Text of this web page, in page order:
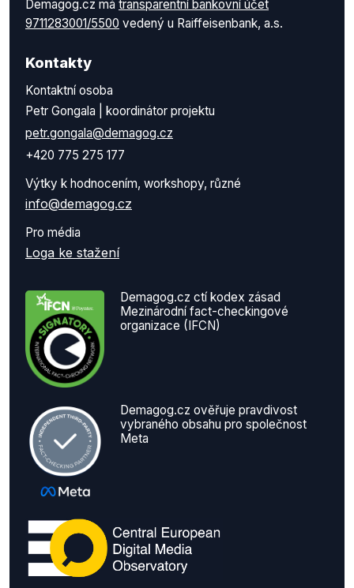
Demagog.cz má transparentní bankovní účet
9711283001/5500 vedený u Raiffeisenbank, a.s.
Kontakty
Kontaktní osoba
Petr Gongala | koordinátor projektu
petr.gongala@demagog.cz
+420 775 275 177
Výtky k hodnocením, workshopy, různé
info@demagog.cz
Pro média
Loga ke stažení
Demagog.cz ctí kodex zásad
Mezinárodní fact-checkingové
organizace (IFCN)
Demagog.cz ověřuje pravdivost
vybraného obsahu pro společnost
Meta